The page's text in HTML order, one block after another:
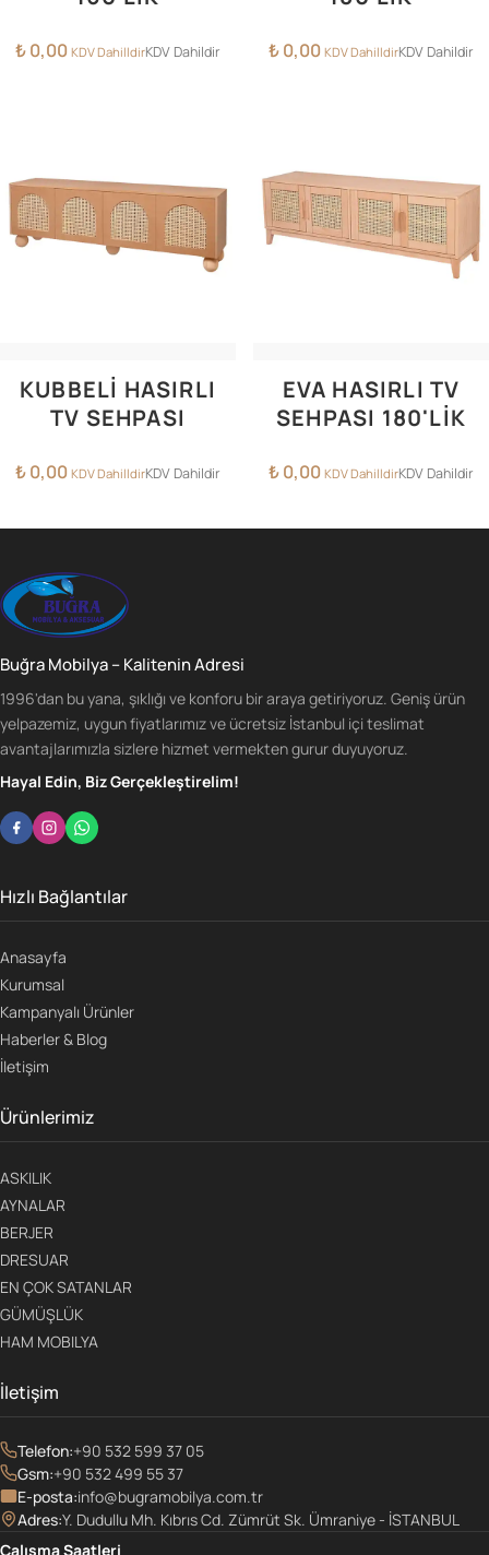
₺0,00 KDV DahilldirKDV Dahildir ₺0,00 KDV DahilldirKDV Dahildir
KUBBELI HASIRLI
TV SEHPASI
₺0,00 KDV DahilldirKDV Dahildir
EVA HASIRLI TV
SEHPASI 180'LIK
₺0,00 KDV DahilldirKDV Dahildir
Buğra Mobilya – Kalitenin Adresi
1996'dan bu yana, şıklığı ve konforu bir araya getiriyoruz. Geniş ürün
yelpazemiz, uygun fiyatlarımız ve ücretsiz İstanbul içi teslimat
avantajlarımızla sizlere hizmet vermekten gurur duyuyoruz.
Hayal Edin, Biz Gerçekleştirelim!
Hızlı Bağlantılar
Anasayfa
Kurumsal
Kampanyalı Ürünler
Haberler & Blog
İletişim
Ürünlerimiz
ASKILIK
AYNALAR
BERJER
DRESUAR
EN ÇOK SATANLAR
GÜMÜŞLÜK
HAM MOBILYA
İletişim
Telefon:+90 532 599 37 05
Gsm:+90 532 499 55 37
E-posta:info@bugramobilya.com.tr
Adres:Y. Dudullu Mh. Kıbrıs Cd. Zümrüt Sk. Ümraniye - İSTANBUL
Çalışma Saatleri